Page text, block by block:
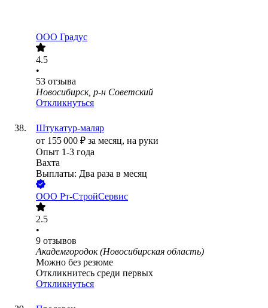
ООО Градус
4.5
•
53 отзыва
Новосибирск, р-н Советский
Откликнуться
Штукатур-маляр
от 155 000 ₽ за месяц, на руки
Опыт 1-3 года
Вахта
Выплаты: Два раза в месяц
ООО Рт-СтройСервис
2.5
•
9 отзывов
Академгородок (Новосибирская область)
Можно без резюме
Откликнитесь среди первых
Откликнуться